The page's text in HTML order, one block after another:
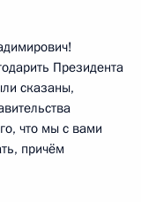
Президента
сказаны,
что мы с вами
причём